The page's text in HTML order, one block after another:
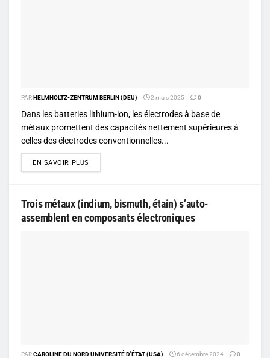
PARHELMHOLTZ-ZENTRUM BERLIN (DEU) 2 mars 2025 0
Dans les batteries lithium-ion, les électrodes à base de
métaux promettent des capacités nettement supérieures à
celles des électrodes conventionnelles...
EN SAVOIR PLUS
Trois métaux (indium, bismuth, étain) s’auto-
assemblent en composants électroniques
PARCAROLINE DU NORD UNIVERSITÉ D'ÉTAT (USA) 6 décembre 2024 0